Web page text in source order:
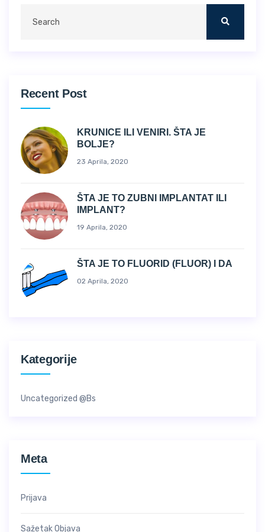
Recent Post
KRUNICE ILI VENIRI. ŠTA JE
BOLJE?
23 Aprila, 2020
ŠTA JE TO ZUBNI IMPLANTAT ILI
IMPLANT?
19 Aprila, 2020
ŠTA JE TO FLUORID (FLUOR) I DA
02 Aprila, 2020
Kategorije
Uncategorized @bs
Meta
Prijava
Sažetak Objava